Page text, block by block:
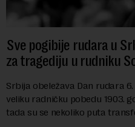
Sve pogibije rudara u
za tragediju u rudniku
Srbija obeležava Dan rudara
veliku radničku pobedu 1903.
tada su se nekoliko puta